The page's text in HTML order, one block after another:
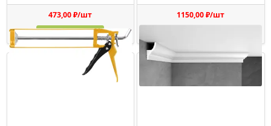
473,00 ₽/шт
Купить
1150,00 ₽/шт